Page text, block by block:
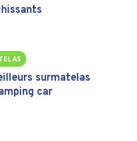
surmatelas
car